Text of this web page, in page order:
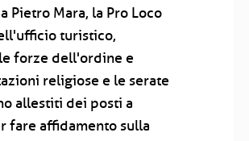
Pietro Mara, la Pro Loco
turistico,
forze dell'ordine e
religiose e le serate
allestiti dei posti a
fare affidamento sulla